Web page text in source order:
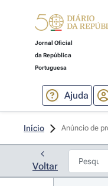
Jornal Oficial
da República
Portuguesa
Ajuda
Início Anúncio de
Voltar